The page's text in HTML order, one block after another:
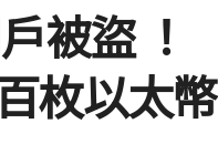
被盜 ！
枚以太幣